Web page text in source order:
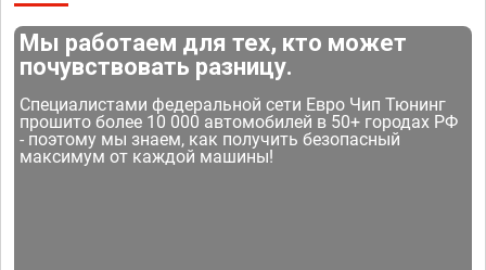
Мы работаем для тех, кто может
почувствовать разницу.
Специалистами федеральной сети Евро Чип Тюнинг
прошито более 10 000 автомобилей в 50+ городах РФ
- поэтому мы знаем, как получить безопасный
максимум от каждой машины!